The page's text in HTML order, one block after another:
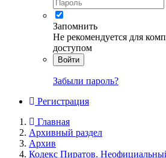
Запомнить
Не рекомендуется для
доступом
Войти
Забыли пароль?
Регистрация
Главная
Архивный раздел
Архив
Кодекс Пиратов.